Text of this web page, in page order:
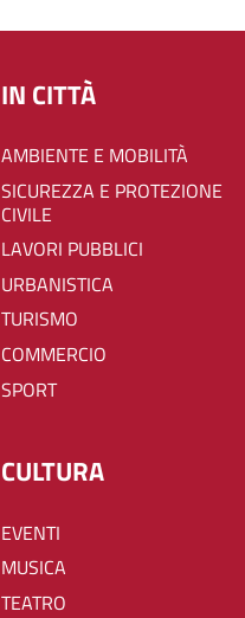
IN CITTÀ
AMBIENTE E MOBILITÀ
SICUREZZA E PROTEZIONE
CIVILE
LAVORI PUBBLICI
URBANISTICA
TURISMO
COMMERCIO
SPORT
CULTURA
EVENTI
MUSICA
TEATRO